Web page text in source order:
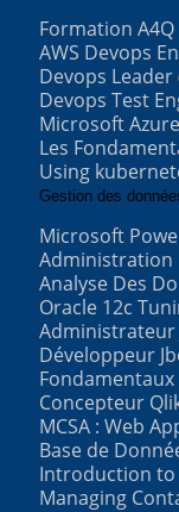
Formation
AWS Devops
Devops Leader
Devops Test
Microsoft
Les
Using
Gestion des
Microsoft
Administration
Analyse Des
Oracle 12c
Administrateur
Développeur
Fondamentaux
Concepteur
MCSA : Web
Base de
Introduction to
Managing